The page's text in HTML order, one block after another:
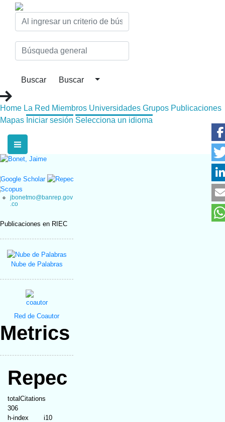
Home La Red Miembros Universidades Grupos Publicaciones
Mapas Iniciar sesión Selecciona un idioma
jbonetmo@banrep.gov
.co
Publicaciones en RIEC
Nube de Palabras
Red de Coautor
Metrics
Repec
totalCitations
306
h-index
i10